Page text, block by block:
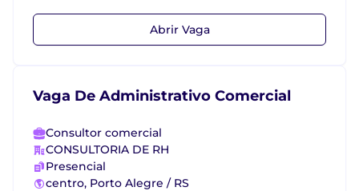
Abrir Vaga
Vaga De Administrativo Comercial
Consultor comercial
CONSULTORIA DE RH
Presencial
centro, Porto Alegre / RS